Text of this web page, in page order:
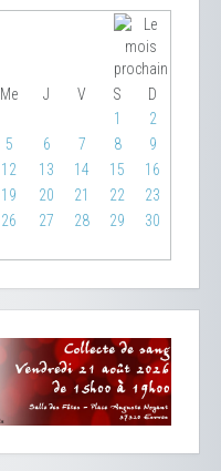
Me J V S
D
1
2
5 6 7 8
9
12 13 14 15
16
19 20 21 22
23
26 27 28 29
30